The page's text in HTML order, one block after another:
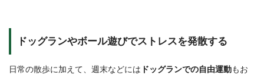
ドッグランやボール遊びでストレスを発散する
日常の散歩に加えて、週末などには ドッグランでの自由運動もお